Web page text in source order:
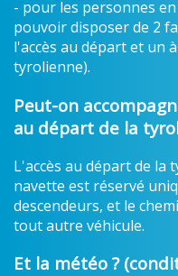
- pour les personnes
pouvoir disposer de 2
l'accès au départ et un
tyrolienne).
Peut-on
au départ de la
L'accès au départ de la
navette est réservé
descendeurs, et le
tout autre véhicule.
Et la météo ?